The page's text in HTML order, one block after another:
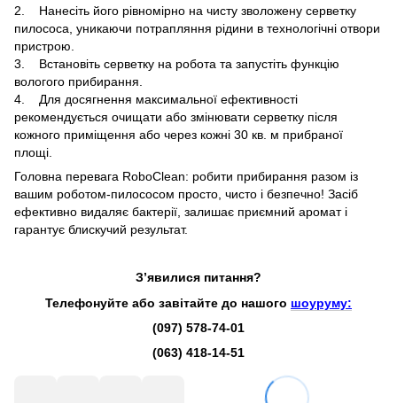
2. Нанесіть його рівномірно на чисту зволожену серветку
пилососа, уникаючи потрапляння рідини в технологічні отвори
пристрою.
3. Встановіть серветку на робота та запустіть функцію
вологого прибирання.
4. Для досягнення максимальної ефективності
рекомендується очищати або змінювати серветку після
кожного приміщення або через кожні 30 кв. м прибраної
площі.
Головна перевага RoboClean: робити прибирання разом із
вашим роботом-пилососом просто, чисто і безпечно! Засіб
ефективно видаляє бактерії, залишає приємний аромат і
гарантує блискучий результат.
З’явилися питання?
Телефонуйте або завітайте до нашого шоуруму:
(097) 578-74-01
(063) 418-14-51